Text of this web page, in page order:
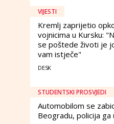
VIJESTI
Kremlj zaprijetio
vojnicima u Kursku:
se poštede životi je
vam istječe"
DESK
STUDENTSKI PROSVJEDI
Automobilom se
Beogradu, policija ga